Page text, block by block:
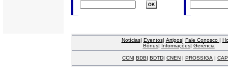
Notícias| Eventos| Artigos| Fale Conosco |
Bônus| Informações| Gerência
CCN| BDB| BDTD| CNEN | PROSSIGA |